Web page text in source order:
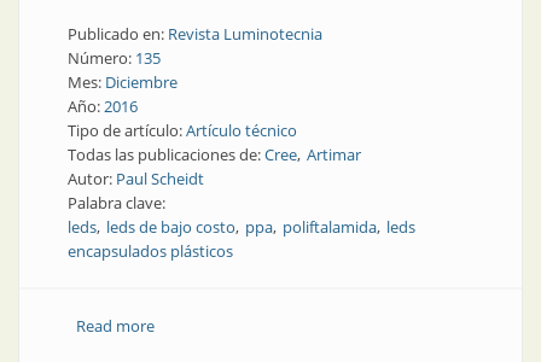
Publicado en: Revista Luminotecnia
Número: 135
Mes: Diciembre
Año:2016
Tipo de artículo:Artículo técnico
Todas las publicaciones de:Cree Artimar
Autor: Paul Scheidt
Palabra clave:
leds leds de bajo costo ppa poliftalamida leds
encapsulados plásticos
Read moreabout Nota técnica | El costo oculto de los leds de